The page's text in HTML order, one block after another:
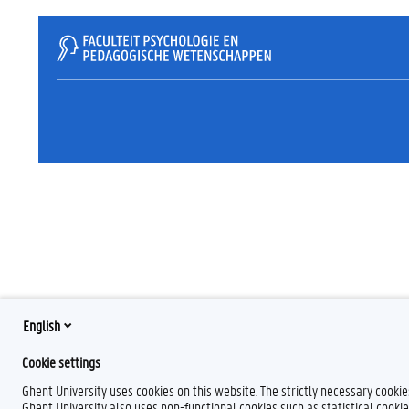
English
Cookie settings
Ghent University uses cookies on this website. The strictly necessary